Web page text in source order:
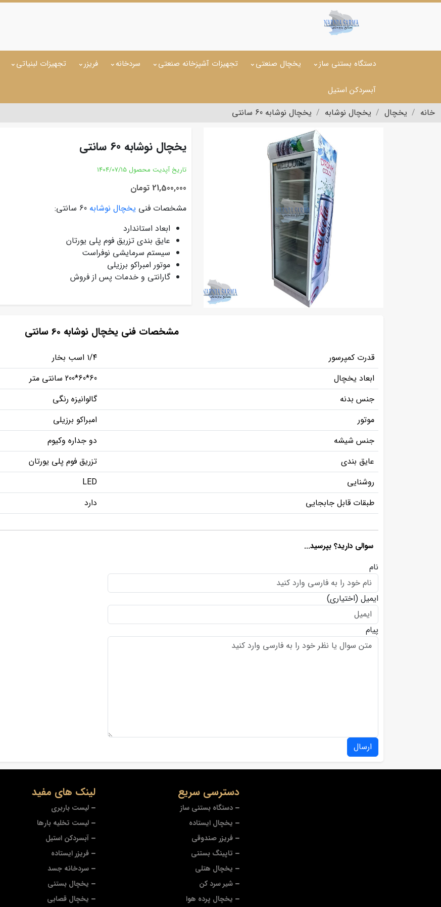
دستگاه بستنی ساز یخچال صنعتی تجهیزات آشپزخانه صنعتی سردخانه فریزر تجهیزات لبنیاتی
آبسردکن استیل
خانه یخچال یخچال نوشابه یخچال نوشابه 60 سانتی
یخچال نوشابه 60 سانتی
تاریخ آپدیت محصول 1404/07/15
21,500,000 تومان
مشخصات فنی یخچال نوشابه
ابعاد استاندارد
عایق بندی تزریق فوم پلی یورتان
سیستم سرمایشی نوفراست
موتور امبراکو برزیلی
گارانتی و خدمات پس از فروش
مشخصات فنی یخچال نوشابه 60 سانتی
قدرت کمپرسور
۱/۴ اسب بخار
ابعاد یخچال
60*60*200 سانتی متر
جنس بدنه
گالوانیزه رنگی
موتور
امبراکو برزیلی
جنس شیشه
دو جداره وکیوم
عایق بندی
تزریق فوم پلی یورتان
روشنایی
LED
طبقات قابل جابجایی
دارد
سوالی دارید؟ بپرسید...
نام
ایمیل (اختیاری)
پیام
ارسال
دسترسی سریع
دستگاه بستنی ساز
یخچال ایستاده
فریزر صندوقی
تاپینگ بستنی
یخچال هتلی
شیر سرد کن
یخچال پرده هوا
لینک های مفید
لیست باربری
لیست تخلیه بارها
آبسردکن استیل
فریزر ایستاده
سردخانه جسد
یخچال بستنی
یخچال قصابی